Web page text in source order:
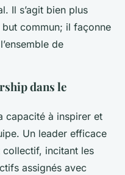
Il s’agit bien plus
but commun; il façonne
de
dans le
capacité à inspirer et
Un leader efficace
collectif, incitant les
assignés avec